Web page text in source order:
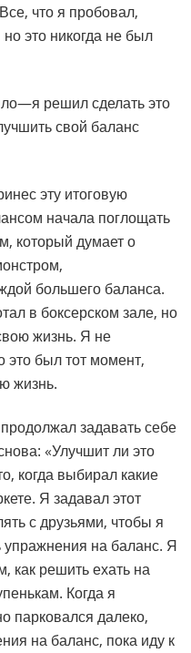
что я пробовал,
это никогда не был
решил сделать это
свой баланс
эту итоговую
начала поглощать
который думает о
большего баланса.
в боксерском зале, но
жизнь. Я не
это был тот момент,
жизнь.
задавать себе
«Улучшит ли это
когда выбирал какие
Я задавал этот
с друзьями, чтобы я
упражнения на баланс. Я
как решить ехать на
Когда я
парковался далеко,
на баланс, пока иду к